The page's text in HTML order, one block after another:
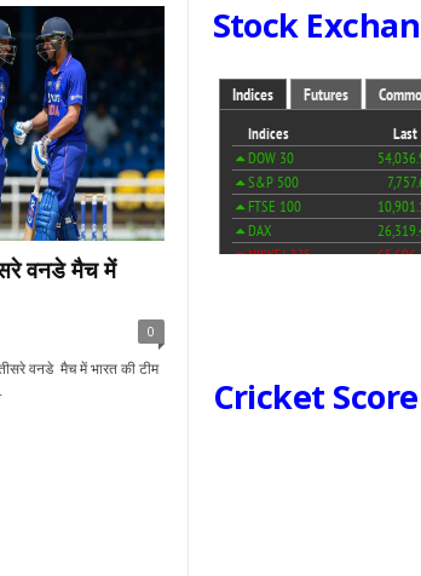
वनडे मैच में
0
वनडे मैच में भारत की टीम
Stock
Cricket